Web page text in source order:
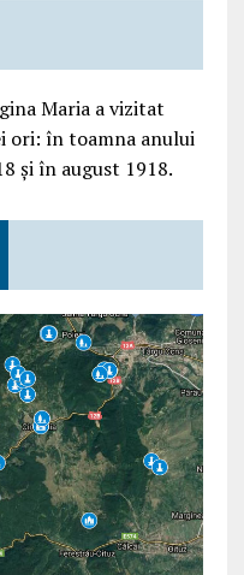
Maria a vizitat
ori: în toamna anului
și în august 1918.